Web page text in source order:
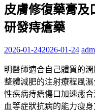
皮膚修復藥膏及
研發痔瘡藥
2026-01-242026-01-24
明醫師適合自己體質的
整體減肥的注射療程風
性疾病痔瘡傷口加速癒
血等症狀抗病的能力瘦